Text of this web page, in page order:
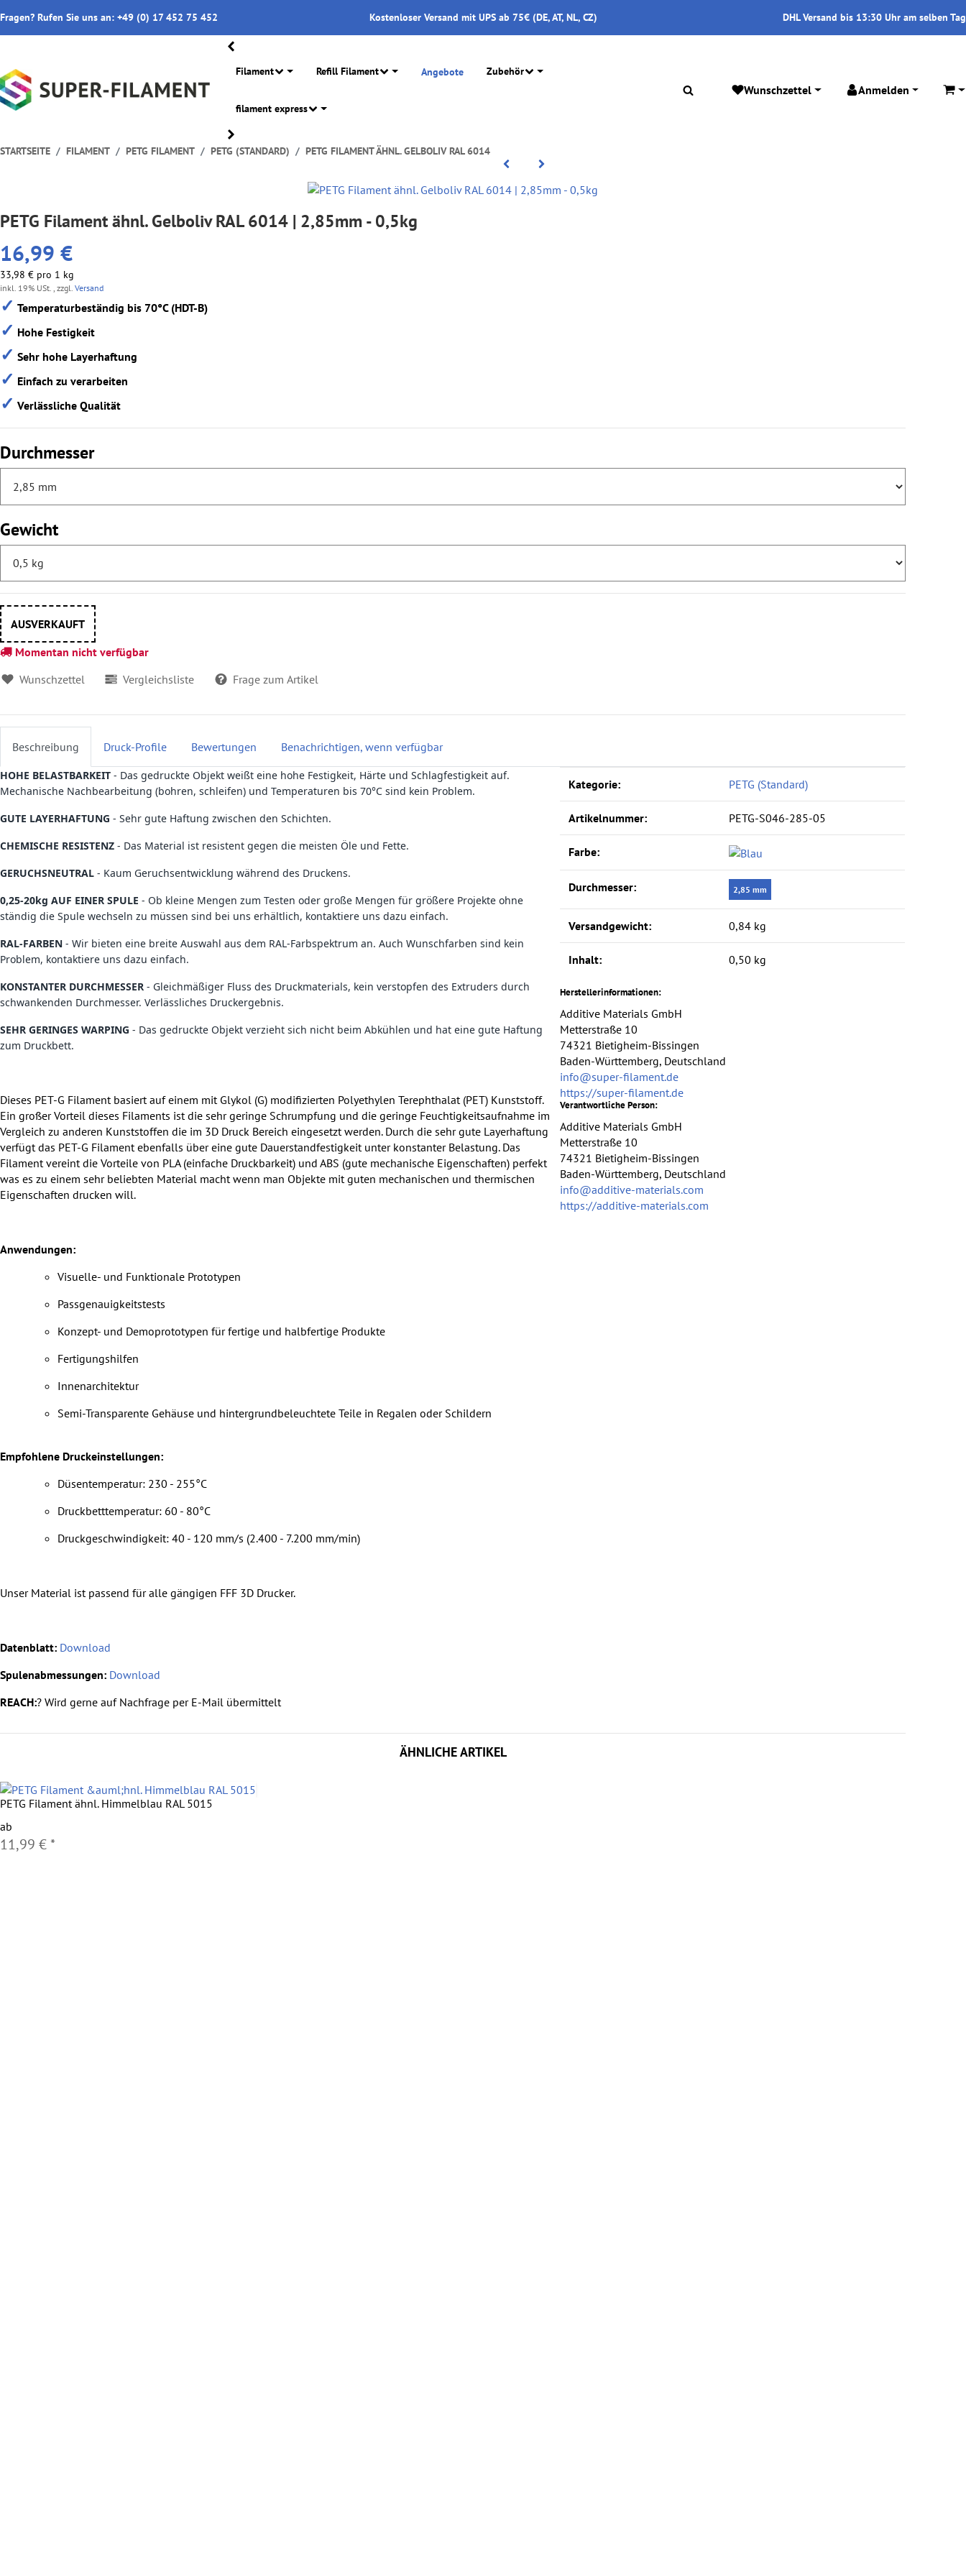
Fragen? Rufen Sie uns an: +49 (0) 17 452 75 452 Kostenloser Versand mit UPS ab 75€ (DE, AT, NL, CZ) DHL Versand bis 13:30 Uhr am selben Tag
Filament Refill Filament Angebote Zubehör
filament express
Wunschzettel Anmelden
STARTSEITE FILAMENT PETG FILAMENT PETG (STANDARD) PETG FILAMENT ÄHNL. GELBOLIV RAL 6014
PETG Filament ähnl. Gelboliv RAL 6014 | 2,85mm - 0,5kg
16,99 €
33,98 € pro 1 kg
inkl. 19% USt. , zzgl. Versand
✓ Temperaturbeständig bis 70°C (HDT-B)
✓ Hohe Festigkeit
✓ Sehr hohe Layerhaftung
✓ Einfach zu verarbeiten
✓ Verlässliche Qualität
Durchmesser
Gewicht
AUSVERKAUFT
Momentan nicht verfügbar
Wunschzettel
Vergleichsliste Frage zum Artikel
Beschreibung Druck-Profile Bewertungen Benachrichtigen, wenn verfügbar
HOHE BELASTBARKEIT - Das gedruckte Objekt weißt eine hohe Festigkeit, Härte und Schlagfestigkeit auf.
Mechanische Nachbearbeitung (bohren, schleifen) und Temperaturen bis 70°C sind kein Problem.
GUTE LAYERHAFTUNG - Sehr gute Haftung zwischen den Schichten.
CHEMISCHE RESISTENZ - Das Material ist resistent gegen die meisten Öle und Fette.
GERUCHSNEUTRAL - Kaum Geruchsentwicklung während des Druckens.
0,25-20kg AUF EINER SPULE - Ob kleine Mengen zum Testen oder große Mengen für größere Projekte ohne
ständig die Spule wechseln zu müssen sind bei uns erhältlich, kontaktiere uns dazu einfach.
RAL-FARBEN - Wir bieten eine breite Auswahl aus dem RAL-Farbspektrum an. Auch Wunschfarben sind kein
Problem, kontaktiere uns dazu einfach.
KONSTANTER DURCHMESSER - Gleichmäßiger Fluss des Druckmaterials, kein verstopfen des Extruders durch
schwankenden Durchmesser. Verlässliches Druckergebnis.
SEHR GERINGES WARPING - Das gedruckte Objekt verzieht sich nicht beim Abkühlen und hat eine gute Haftung
zum Druckbett.
Dieses PET-G Filament basiert auf einem mit Glykol (G) modifizierten Polyethylen Terephthalat (PET) Kunststoff.
Ein großer Vorteil dieses Filaments ist die sehr geringe Schrumpfung und die geringe Feuchtigkeitsaufnahme im
Vergleich zu anderen Kunststoffen die im 3D Druck Bereich eingesetzt werden. Durch die sehr gute Layerhaftung
verfügt das PET-G Filament ebenfalls über eine gute Dauerstandfestigkeit unter konstanter Belastung. Das
Filament vereint die Vorteile von PLA (einfache Druckbarkeit) und ABS (gute mechanische Eigenschaften) perfekt
was es zu einem sehr beliebten Material macht wenn man Objekte mit guten mechanischen und thermischen
Eigenschaften drucken will.
Anwendungen:
Visuelle- und Funktionale Prototypen
Passgenauigkeitstests
Konzept- und Demoprototypen für fertige und halbfertige Produkte
Fertigungshilfen
Innenarchitektur
Semi-Transparente Gehäuse und hintergrundbeleuchtete Teile in Regalen oder Schildern
Empfohlene Druckeinstellungen:
Düsentemperatur: 230 - 255°C
Druckbetttemperatur: 60 - 80°C
Druckgeschwindigkeit: 40 - 120 mm/s (2.400 - 7.200 mm/min)
Unser Material ist passend für alle gängigen FFF 3D Drucker.
Datenblatt: Download
Spulenabmessungen: Download
REACH:? Wird gerne auf Nachfrage per E-Mail übermittelt
Produkteigenschaft
Wert
Kategorie: PETG (Standard)
Artikelnummer: PETG-S046-285-05
Farbe‍:
Durchmesser‍: 2,85 mm
Versandgewicht‍: 0,84 kg
Inhalt‍: 0,50 kg
Herstellerinformationen:
Additive Materials GmbH
Metterstraße 10
74321 Bietigheim-Bissingen
Baden-Württemberg, Deutschland
info@super-filament.de
https://super-filament.de
Verantwortliche Person:
Additive Materials GmbH
Metterstraße 10
74321 Bietigheim-Bissingen
Baden-Württemberg, Deutschland
info@additive-materials.com
https://additive-materials.com
ÄHNLICHE ARTIKEL
PETG Filament ähnl. Himmelblau RAL 5015
ab
11,99 € *